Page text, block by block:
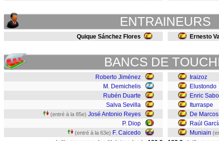
ENTRAINEURS
Quique Sánchez Flores Ernesto
BANCS DE
Roberto Jiménez
M. Demichelis
Rubén Duarte
Salva Sevilla
(entré à la 85e) José Antonio Reyes
P. Diop
(entré à la 63e) F. Caicedo
Iraizoz
Elustondo
Enric
Iturraspe
De Marcos
Raúl
Muniain